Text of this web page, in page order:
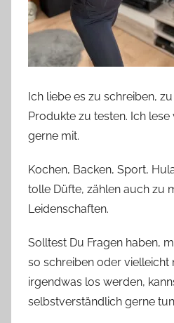
Ich liebe es zu schreiben,
Produkte zu testen. Ich
gerne mit.
Kochen, Backen, Sport,
tolle Düfte, zählen auch zu
Leidenschaften.
Solltest Du Fragen haben,
so schreiben oder vielleicht
irgendwas los werden,
selbstverständlich gerne